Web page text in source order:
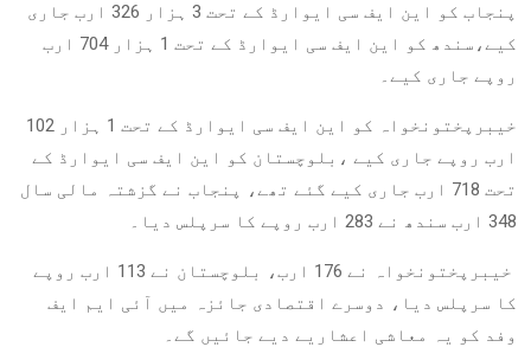
پنجاب کو این ایف سی ایوارڈ کے تحت 3 ہزار 326 ارب جاری
کیے،سندھ کو این ایف سی ایوارڈ کے تحت 1 ہزار 704 ارب
روپے جاری کیے۔
خیبرپختونخواہ کو این ایف سی ایوارڈ کے تحت 1 ہزار 102
ارب روپے جاری کیے ،بلوچستان کو این ایف سی ایوارڈ کے
تحت 718 ارب جاری کیے گئے تھے، پنجاب نے گزشتہ مالی سال
348 ارب سندھ نے 283 ارب روپے کا سرپلس دیا۔
خیبرپختونخواہ نے 176 ارب، بلوچستان نے 113 ارب روپے
کا سرپلس دیا، دوسرے اقتصادی جائزہ میں آئی ایم ایف
وفد کو یہ معاشی اعشاریے دیے جائیں گے۔